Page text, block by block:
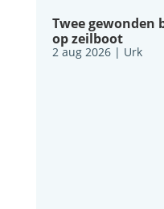
Twee gewonden
op zeilboot
2 aug 2026| Urk